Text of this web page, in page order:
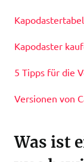
Kapodaster
5 Tipps für die
Versionen von
Was ist